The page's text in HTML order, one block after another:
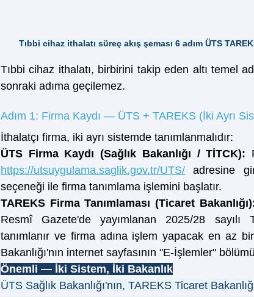
Tıbbi cihaz ithalatı süreç akış şeması 6 adım ÜTS
Tıbbi cihaz ithalatı, birbirini takip eden altı temel
sonraki adıma geçilemez.
Adım 1: Firma Kaydı — ÜTS + TAREKS (İki Ayrı
İthalatçı firma, iki ayrı sistemde tanımlanmalıdır:
ÜTS Firma Kaydı (Sağlık Bakanlığı / TİTCK):
https://utsuygulama.saglik.gov.tr/UTS/ adresine
seçeneği ile firma tanımlama işlemini başlatır.
TAREKS Firma Tanımlaması (Ticaret
Resmî Gazete'de yayımlanan 2025/28 sayılı
tanımlanır ve firma adına işlem yapacak en az
Bakanlığı'nın internet sayfasının "E-İşlemler"
Önemli — İki Sistem, İki Bakanlık
ÜTS Sağlık Bakanlığı'nın, TAREKS Ticaret